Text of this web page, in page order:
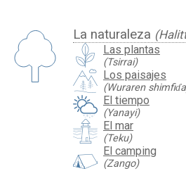
La naturaleza
Las plantas
(Tsirrai)
Los paisajes
(Wuraren
El tiempo
(Yanayi)
El mar
(Teku)
El camping
(Zango)